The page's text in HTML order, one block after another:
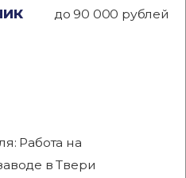
до 90 000 рублей
Работа на
в Твери